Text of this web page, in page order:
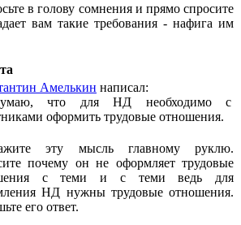
в голову сомнения и прямо спросите
вам такие требования - нафига им
Амелькин написал:
что для НД необходимо с
оформить трудовые отношения.
эту мысль главному руклю.
почему он не оформляет трудовые
с теми и с теми ведь для
НД нужны трудовые отношения.
его ответ.